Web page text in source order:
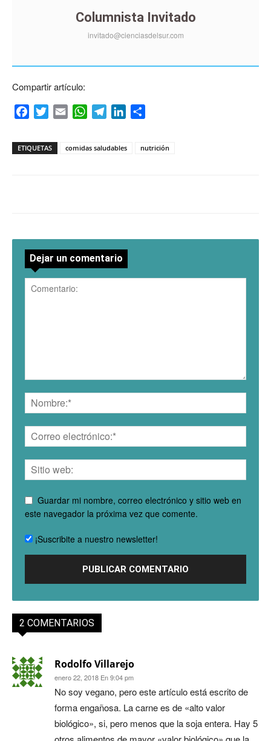
Columnista Invitado
invitado@cienciasdelsur.com
Compartir artículo:
FacebookTwitterEmail WhatsAppTelegramLinkedIn
ETIQUETAS comidas saludables nutrición
2 COMENTARIOS
Rodolfo Villarejo
enero 22, 2018 En 9:04 pm
No soy vegano, pero este artículo está escrito de
forma engañosa. La carne es de «alto valor
biológico», si, pero menos que la soja entera. Hay 5
Dejar un comentario
Guardar mi nombre, correo electrónico y sitio web en
este navegador la próxima vez que comente.
¡Suscribite a nuestro newsletter!